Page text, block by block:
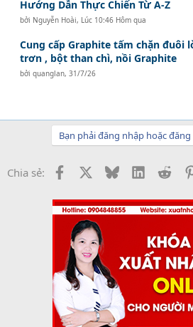
Hướng Dẫn Thực Chiến Từ A-Z
bởi Nguyễn Hoài, Lúc 10:46 Hôm qua
Cung cấp Graphite tấm chặn đuôi
trơn , bột than chì, nồi Graphite
bởiquanglan,31/7/26
Bạn phải đăng nhập hoặc
Chia sẻ: Facebook BlueskyLinkedIn